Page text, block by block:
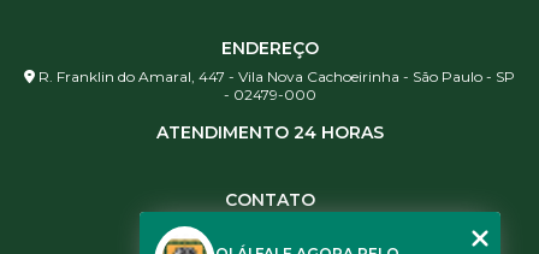
ENDEREÇO
R. Franklin do Amaral, 447 - Vila Nova Cachoeirinha - São Paulo - SP
- 02479-000
ATENDIMENTO 24 HORAS
CONTATO